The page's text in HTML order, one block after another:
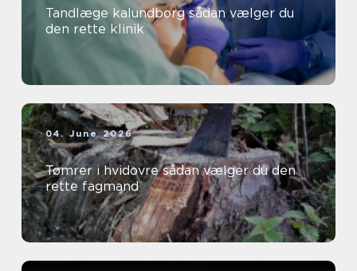
Tandlæge kalundborg sådan vælger du
den rette klinik
04. June 2026
Tømrer i hvidovre sådan vælger du den
rette fagmand